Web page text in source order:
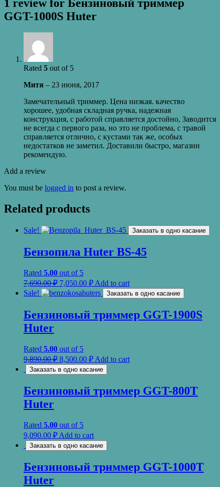
1 review for Бензиновый триммер
GGT-1000S Huter
Rated 5 out of 5
Митя – 23 июня, 2017
Замечательный триммер. Цена низкая. качество
хорошее, удобная складная ручка, надежная
конструкция, с работой справляется достойно, Заводится
не всегда с первого раза, но это не проблема, с травой
справляется отлично, с кустами так же, особых
недостатков не заметил. Доставили быстро, магазин
рекомендую.
Add a review
You must be logged in to post a review.
Related products
Sale! Заказать в одно касание
Бензопила Huter BS-45
Rated 5.00 out of 5
7,690.00₽ 7,050.00 ₽ Add to cart
Sale!
Заказать в одно касание
Бензиновый триммер GGT-1900S
Huter
Rated 5.00 out of 5
9,890.00₽ 8,500.00 ₽ Add to cart
Заказать в одно касание
Бензиновый триммер GGT-800T
Huter
Rated 5.00 out of 5
9,090.00 ₽ Add to cart
Заказать в одно касание
Бензиновый триммер GGT-1000T
Huter